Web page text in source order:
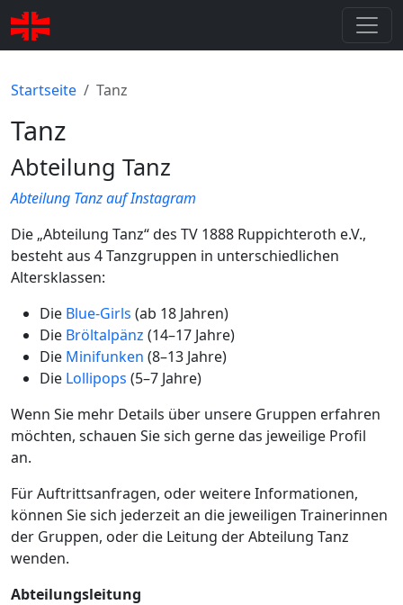
Startseite Tanz
Tanz
Abteilung Tanz
Abteilung Tanz auf Instagram
Die „Abteilung Tanz“ des TV 1888 Ruppichteroth e.V.,
besteht aus 4 Tanzgruppen in unterschiedlichen
Altersklassen:
Die Blue-Girls (ab 18 Jahren)
Die Bröltalpänz (14–17 Jahre)
Die Minifunken (8–13 Jahre)
Die Lollipops (5–7 Jahre)
Wenn Sie mehr Details über unsere Gruppen erfahren
möchten, schauen Sie sich gerne das jeweilige Profil
an.
Für Auftrittsanfragen, oder weitere Informationen,
können Sie sich jederzeit an die jeweiligen Trainerinnen
der Gruppen, oder die Leitung der Abteilung Tanz
wenden.
Abteilungsleitung